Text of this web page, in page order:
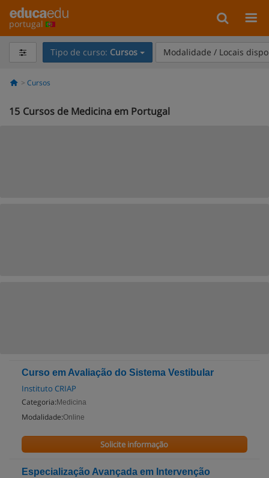
portugal
Tipo de curso: Cursos Modalidade / Locais
Cursos
15 Cursos de Medicina em Portugal
Curso em Avaliação do Sistema Vestibular
Instituto CRIAP
Categoria: Medicina
Modalidade:Online
Solicite informação
Especialização Avançada em Intervenção